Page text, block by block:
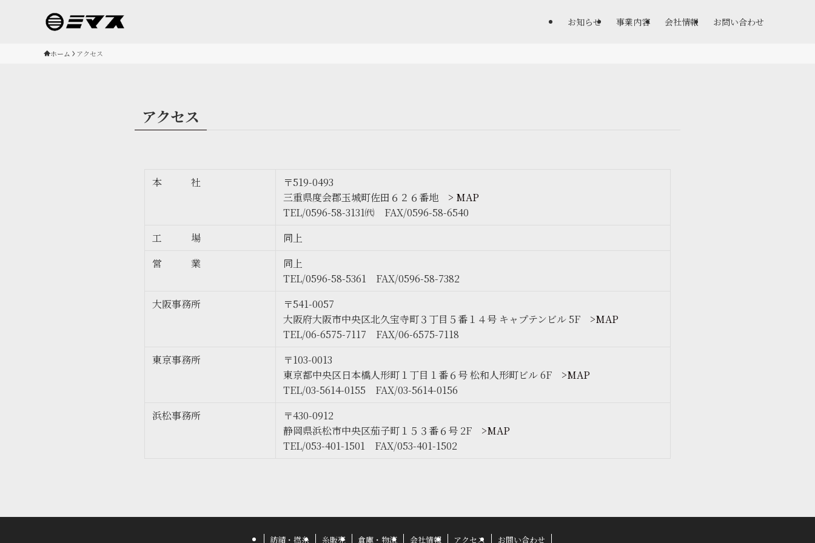
お知らせ 事業内容 会社情報 お問い合わせ
ホーム アクセス
アクセス
本 社
〒519-0493
三重県度会郡玉城町佐田６２６番地 > MAP
TEL/0596-58-3131㈹ FAX/0596-58-6540
工 場
同上
営 業
同上
TEL/0596-58-5361 FAX/0596-58-7382
大阪事務所
〒541-0057
大阪府大阪市中央区北久宝寺町３丁目５番１４号 キャプテンビル 5F >MAP
TEL/06-6575-7117 FAX/06-6575-7118
東京事務所
〒103-0013
東京都中央区日本橋人形町１丁目１番６号 松和人形町ビル 6F >MAP
TEL/03-5614-0155 FAX/03-5614-0156
浜松事務所
〒430-0912
静岡県浜松市中央区茄子町１５３番６号 2F >MAP
TEL/053-401-1501 FAX/053-401-1502
紡績・撚糸 糸販売 倉庫・物流 会社情報 アクセス お問い合わせ